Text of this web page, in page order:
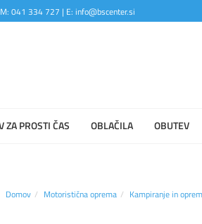
041 334 727 | E: info@bscenter.si
ZA PROSTI ČAS OBLAČILA OBUTEV
Domov Motoristična oprema Kampiranje in